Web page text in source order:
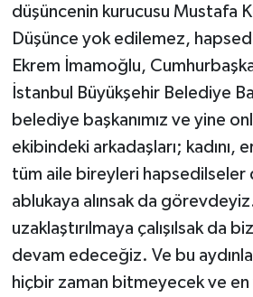
düşüncenin kurucusu Mustafa
Düşünce yok edilemez,
Ekrem İmamoğlu,
İstanbul Büyükşehir Belediye
belediye başkanımız ve yine
ekibindeki arkadaşları; kadını,
tüm aile bireyleri hapsedilseler
ablukaya alınsak da
uzaklaştırılmaya çalışılsak da
devam edeceğiz. Ve bu
hiçbir zaman bitmeyecek ve en